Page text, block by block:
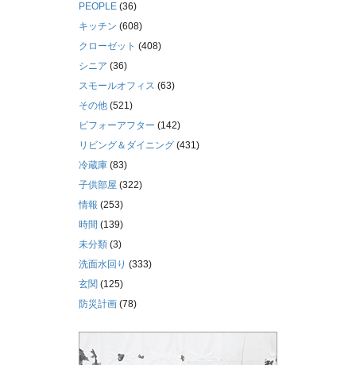
PEOPLE (36)
キッチン (608)
クローゼット (408)
シニア (36)
スモールオフィス (63)
その他 (521)
ビフォーアフター (142)
リビング＆ダイニング (431)
冷蔵庫 (83)
子供部屋 (322)
情報 (253)
時間 (139)
未分類 (3)
洗面水回り (333)
玄関 (125)
防災計画 (78)